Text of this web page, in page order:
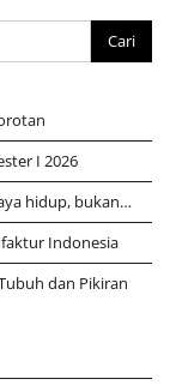
I 2026
hidup, bukan…
Indonesia
dan Pikiran